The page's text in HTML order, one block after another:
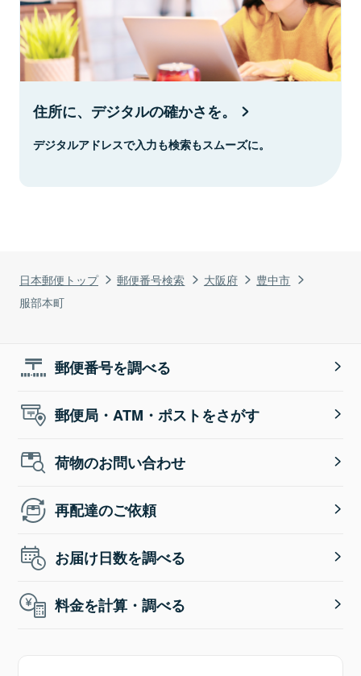
日本郵便トップ 郵便番号検索 大阪府
豊中市
服部本町
住所に、デジタルの確かさを。
デジタルアドレスで入力も検索もスムーズに。
郵便番号を調べる
郵便局・ATM・ポストをさがす
荷物のお問い合わせ
再配達のご依頼
お届け日数を調べる
料金を計算・調べる